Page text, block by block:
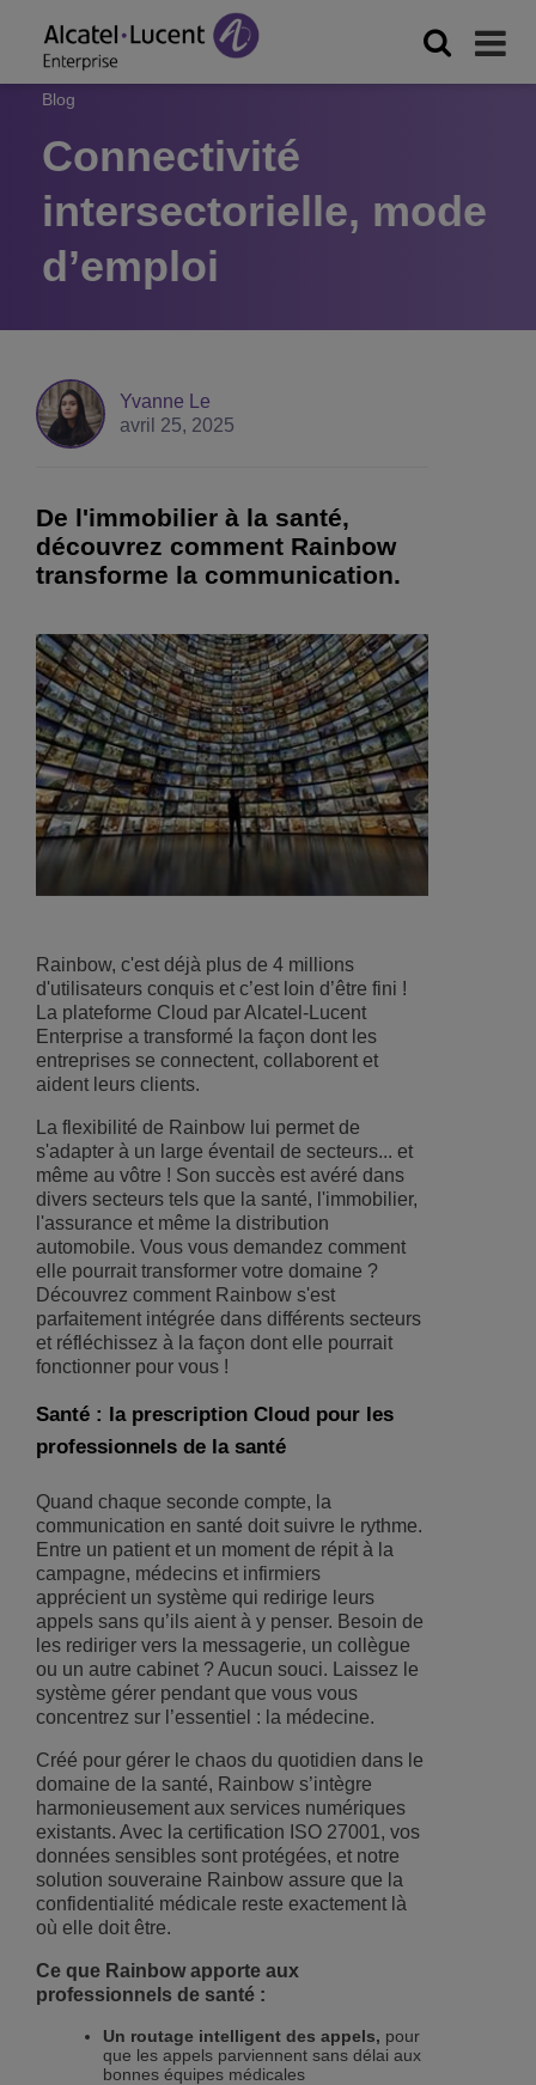
Blog
Connectivité
intersectorielle, mode
d’emploi
Yvanne Le
avril 25, 2025
De l'immobilier à la santé,
découvrez comment Rainbow
transforme la communication.
Rainbow, c'est déjà plus de 4 millions
d'utilisateurs conquis et c’est loin d’être fini !
La plateforme Cloud par Alcatel-Lucent
Enterprise a transformé la façon dont les
entreprises se connectent, collaborent et
aident leurs clients.
La flexibilité de Rainbow lui permet de
s'adapter à un large éventail de secteurs... et
même au vôtre ! Son succès est avéré dans
divers secteurs tels que la santé, l'immobilier,
l'assurance et même la distribution
automobile. Vous vous demandez comment
elle pourrait transformer votre domaine ?
Découvrez comment Rainbow s'est
parfaitement intégrée dans différents secteurs
et réfléchissez à la façon dont elle pourrait
fonctionner pour vous !
Santé : la prescription Cloud pour les
professionnels de la santé
Quand chaque seconde compte, la
communication en santé doit suivre le rythme.
Entre un patient et un moment de répit à la
campagne, médecins et infirmiers
apprécient un système qui redirige leurs
appels sans qu’ils aient à y penser. Besoin de
les rediriger vers la messagerie, un collègue
ou un autre cabinet ? Aucun souci. Laissez le
système gérer pendant que vous vous
concentrez sur l’essentiel : la médecine.
Créé pour gérer le chaos du quotidien dans le
domaine de la santé, Rainbow s’intègre
harmonieusement aux services numériques
existants. Avec la certification ISO 27001, vos
données sensibles sont protégées, et notre
solution souveraine Rainbow assure que la
confidentialité médicale reste exactement là
où elle doit être.
Ce que Rainbow apporte aux
professionnels de santé :
Un routage intelligent des appels, pour
que les appels parviennent sans délai aux
bonnes équipes médicales